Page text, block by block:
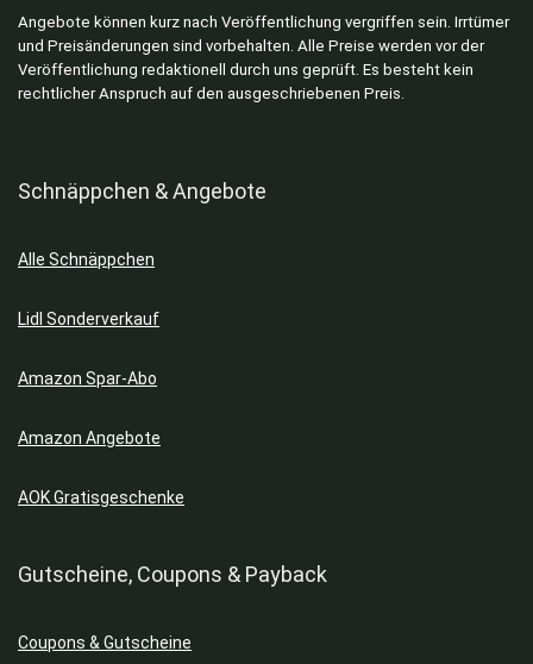
Kaffeemaschinen
Käse & Milchprodukte
Kinderbücher
Küchenmaschinen
Kultur & Freizeit
Limonaden
Möbel
Rasenmäher
Software & Apps
Sport
Angebote können kurz nach Veröffentlichung vergriffen sein. Irrtümer
und Preisänderungen sind vorbehalten. Alle Preise werden vor der
Veröffentlichung redaktionell durch uns geprüft. Es besteht kein
rechtlicher Anspruch auf den ausgeschriebenen Preis.
Schnäppchen & Angebote
Alle Schnäppchen
Lidl Sonderverkauf
Amazon Spar-Abo
Amazon Angebote
AOK Gratisgeschenke
Gutscheine, Coupons & Payback
Coupons & Gutscheine